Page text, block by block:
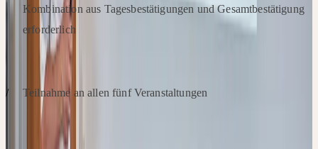
Kombination aus Tagesbestätigungen und Gesamtbestätigung
erforderlich
ABSCHLUSSVORAUSSETZUNGEN
Teilnahme an allen fünf Veranstaltungen
ANMELDUNG